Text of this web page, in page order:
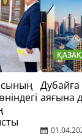
Дубайға
аяғына